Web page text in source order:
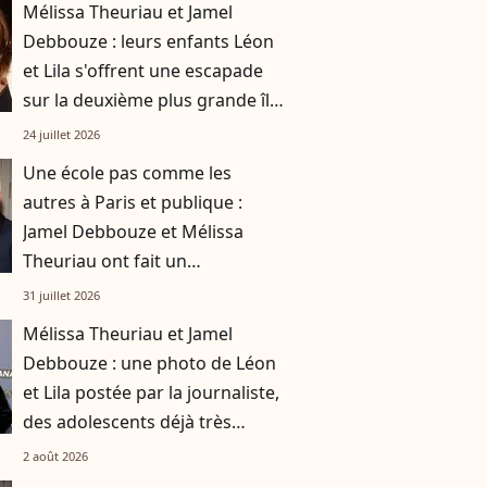
Mélissa Theuriau et Jamel
Debbouze : leurs enfants Léon
et Lila s'offrent une escapade
sur la deuxième plus grande île
de Méditerranée
24 juillet 2026
Une école pas comme les
autres à Paris et publique :
Jamel Debbouze et Mélissa
Theuriau ont fait un
compromis pour leurs enfants
31 juillet 2026
Mélissa Theuriau et Jamel
Debbouze : une photo de Léon
et Lila postée par la journaliste,
des adolescents déjà très
grands
2 août 2026